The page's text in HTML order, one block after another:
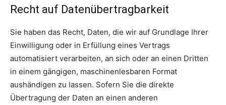
Recht auf Daten­übertrag­barkeit
Sie haben das Recht, Daten, die wir auf Grundlage Ihrer
Einwilligung oder in Erfüllung eines Vertrags
automatisiert verarbeiten, an sich oder an einen Dritten
in einem gängigen, maschinenlesbaren Format
aushändigen zu lassen. Sofern Sie die direkte
Übertragung der Daten an einen anderen